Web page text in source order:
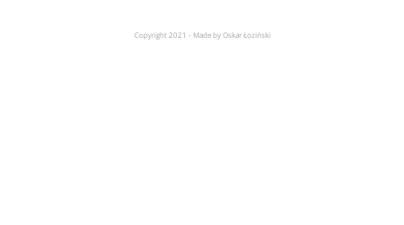
Copyright 2021 - Made by Oskar Łoziński